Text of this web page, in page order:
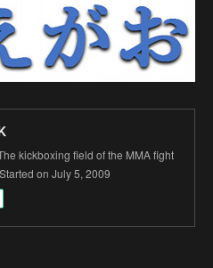
kickboxing field of the MMA fight
on July 5, 2009